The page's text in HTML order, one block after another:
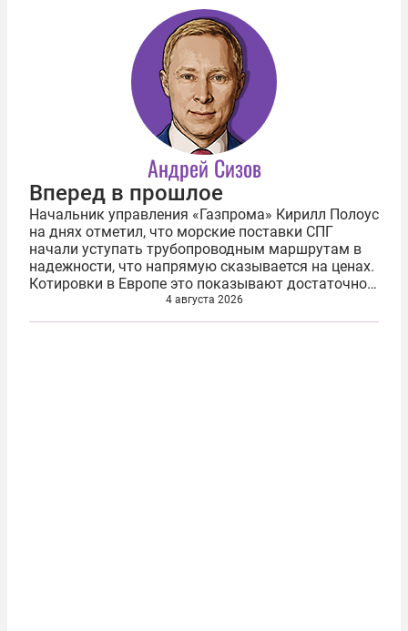
Андрей Сизов
Вперед в прошлое
Начальник управления «Газпрома» Кирилл Полоус
на днях отметил, что морские поставки СПГ
начали уступать трубопроводным маршрутам в
надежности, что напрямую сказывается на ценах.
Котировки в Европе это показывают достаточно
наглядно. На нидерландском хабе TTF цены этим
летом закрепились выше отметки...
4 августа 2026